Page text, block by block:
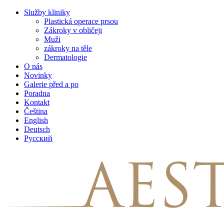
Skip
Služby kliniky
Plastická operace prsou
Zákroky v obličeji
Muži
zákroky na těle
Dermatologie
O nás
Novinky
Galerie před a po
Poradna
Kontakt
Čeština
English
Deutsch
Русский